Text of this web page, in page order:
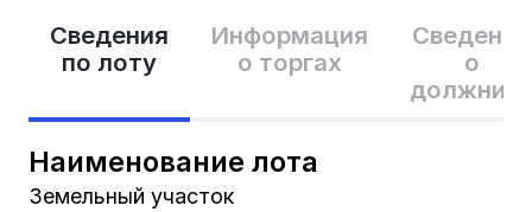
Сведения
по лоту
Информация
о торгах
Сведения
о
Наименование лота
Земельный участок